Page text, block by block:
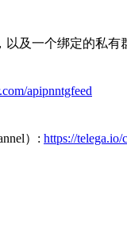
及一个绑定的私有
apipnntgfeed
）: https://telega.io/